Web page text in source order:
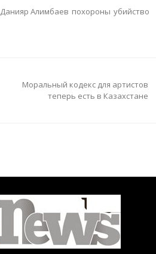
Данияр Алимбаев похороны убийство
Моральный кодекс для артистов
теперь есть в Казахстане